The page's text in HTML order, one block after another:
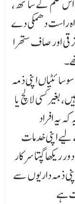
اس حکم کے سا تھ،
راست دھمکی دے
اور صاف ستھرا
اپنی ذمہ
کسی لالچ یا
یہ افراد
اپنی خدمات
ریکھا گپتا سرکار
ذمہ داریوں سے
ہے